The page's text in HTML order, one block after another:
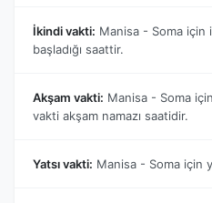
İkindi vakti: Manisa - Soma için
başladığı saattir.
Akşam vakti: Manisa - Soma
vakti akşam namazı saatidir.
Yatsı vakti: Manisa - Soma için